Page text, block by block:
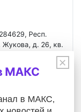
284629, Респ.
Жукова, д. 26, кв.
службой по
×
МАКС
в МАКС,